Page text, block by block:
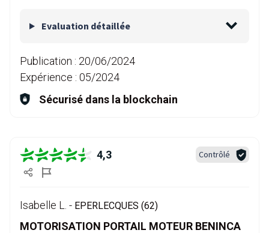
Evaluation détaillée
Publication : 20/06/2024
Expérience : 05/2024
Sécurisé dans la blockchain
4,3 Contrôlé
Isabelle L. - EPERLECQUES (62)
MOTORISATION PORTAIL MOTEUR BENINCA